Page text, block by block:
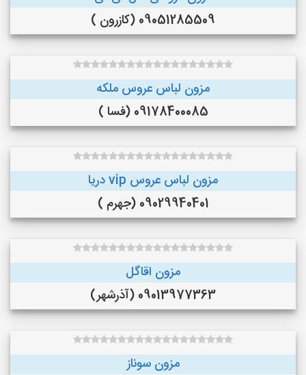
09051285509 (کازرون )
مزون لباس عروس ملکه
09178400085 (فسا )
مزون لباس عروس vip دریا
09029940401 (جهرم )
مزون اقاگل
09013977363 (آذرشهر)
مزون سوناز